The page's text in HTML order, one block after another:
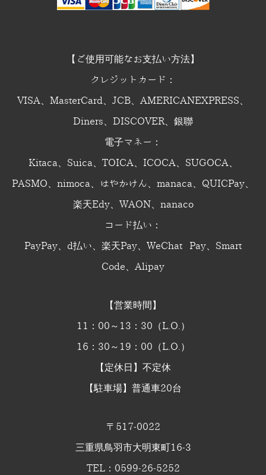
【ご使用可能なお支払い方法】
クレジットカード：
VISA、MasterCard、JCB、AMERICANEXPRESS、
Diners、DISCOVER、銀聯
電子マネー：
Kitaca、Suica、TOICA、ICOCA、SUGOCA、
PASMO、nimoca、はやかけん、manaca、QUICPay、
楽天Edy、WAON、nanaco
コード払い：
PayPay、d払い、楽天Pay、WeChat Pay、Smart
Code、Alipay
【営業時間】
11：00～13：30（L.O.）
16：30～19：00（L.O.）
【定休日】不定休
【駐車場】普通車20台
〒517-0022
三重県鳥羽市大明東町16-3
TEL：0599-26-5252